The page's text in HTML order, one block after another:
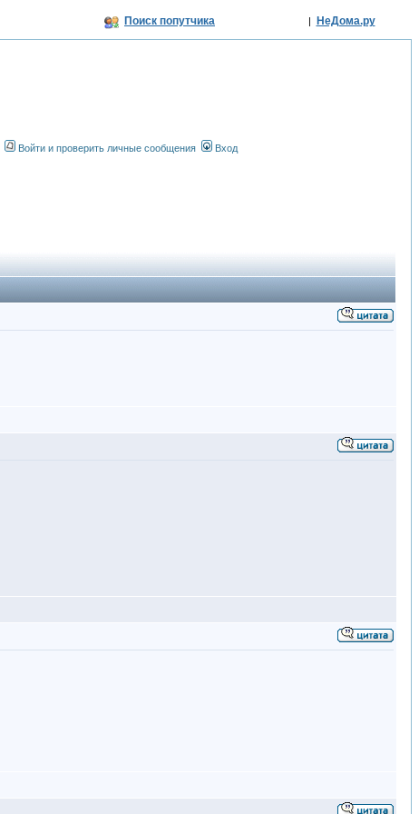
Поиск попутчика | НеДома.ру
Войти и проверить личные сообщения Вход